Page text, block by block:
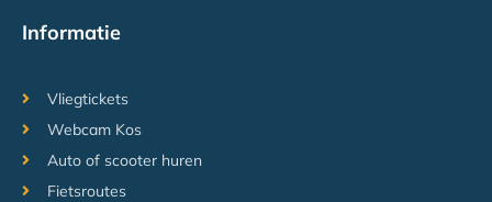
Informatie
Vliegtickets
Webcam Kos
Auto of scooter huren
Fietsroutes